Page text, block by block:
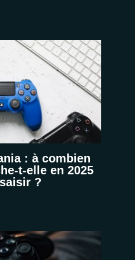
: à combien
t-elle en 2025
?